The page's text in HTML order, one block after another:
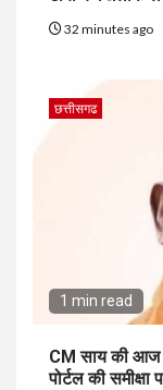
32 minutes ago
छत्तीसगढ
1 min read
CM साय की आज
पोर्टल की